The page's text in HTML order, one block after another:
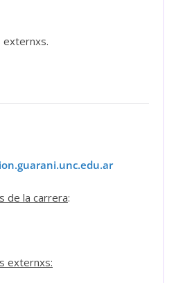
externxs.
de la carrera:
externxs: